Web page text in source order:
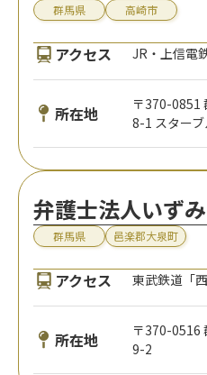
群馬県 高崎市
アクセス JR・上信電
所在地
〒370-0851
8-1 スター
弁護士法人いず
群馬県 邑楽郡大泉町
アクセス 東武鉄道「
所在地
〒370-0516
9-2